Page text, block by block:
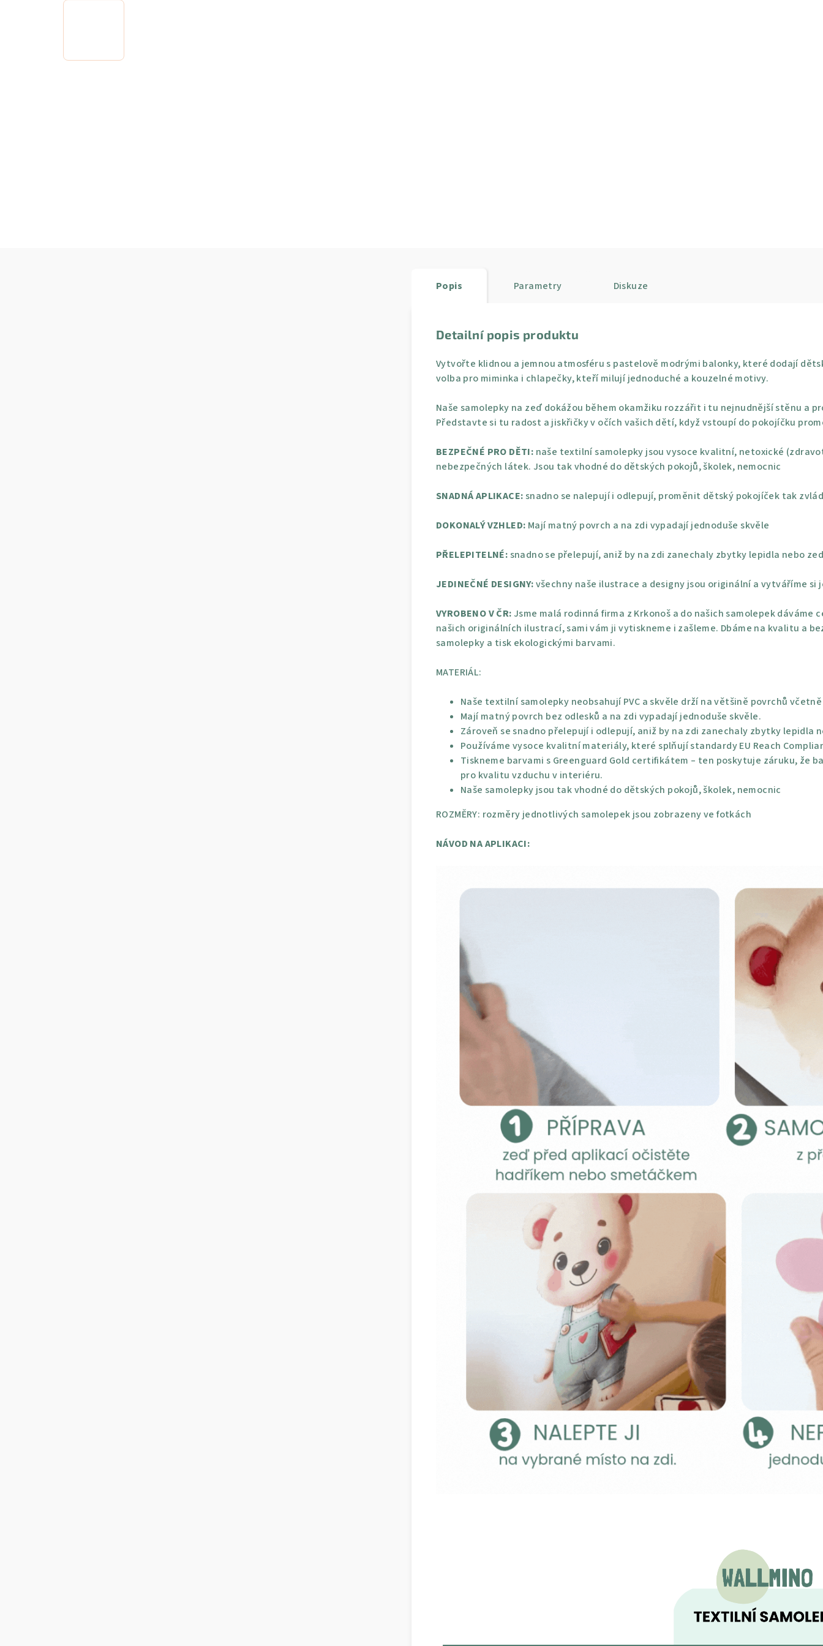
Popis Parametry Diskuze
Detailní popis produktu
Vytvořte klidnou a jemnou atmosféru s pastelově modrými balonky, které dodají
volba pro miminka i chlapečky, kteří milují jednoduché a kouzelné motivy.
Naše samolepky na zeď dokážou během okamžiku rozzářit i tu nejnudnější stěnu a
Představte si tu radost a jiskřičky v očích vašich dětí, když vstoupí do pokojíčku
BEZPEČNÉ PRO DĚTI: naše textilní samolepky jsou vysoce kvalitní, netoxické
nebezpečných látek. Jsou tak vhodné do dětských pokojů, školek, nemocnic
SNADNÁ APLIKACE:snadno se nalepují i odlepují, proměnit dětský pokojíček tak
DOKONALÝ VZHLED: Mají matný povrch a na zdi vypadají jednoduše skvěle
PŘELEPITELNÉ:snadno se přelepují, aniž by na zdi zanechaly zbytky lepidla nebo
JEDINEČNÉ DESIGNY:všechny naše ilustrace a designy jsou originální a vytváříme si
VYROBENO V ČR:Jsme malá rodinná firma z Krkonoš a do našich samolepek dáváme
našich originálních ilustrací, sami vám ji vytiskneme i zašleme. Dbáme na kvalitu a
samolepky a tisk ekologickými barvami.
MATERIÁL:
Naše textilní samolepky neobsahují PVC a skvěle drží na většině povrchů
Mají matný povrch bez odlesků a na zdi vypadají jednoduše skvěle.
Zároveň se snadno přelepují i odlepují, aniž by na zdi zanechaly zbytky lepidla
Používáme vysoce kvalitní materiály, které splňují standardy EU Reach
Tiskneme barvami s Greenguard Gold certifikátem – ten poskytuje záruku, že
pro kvalitu vzduchu v interiéru.
Naše samolepky jsou tak vhodné do dětských pokojů, školek, nemocnic
ROZMĚRY: rozměry jednotlivých samolepek jsou zobrazeny ve fotkách
NÁVOD NA APLIKACI: